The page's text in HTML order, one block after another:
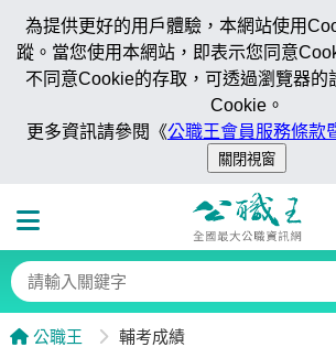
為提供更好的用戶體驗，本網站使用
蹤。當您使用本網站，即表示您同意
不同意Cookie的存取，可透過瀏覽器的
Cookie。
更多資訊請參閱《公職王會員服務條款
公職王 輔考成績